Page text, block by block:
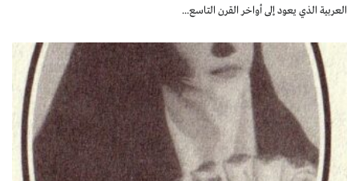
الأرشيف
العربية الذي يعود إلى أواخر القرن التاسع...